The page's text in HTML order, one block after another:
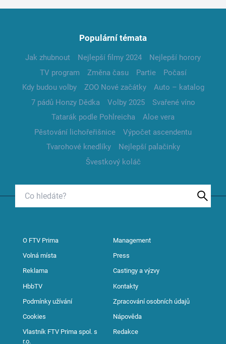
Populární témata
Jak zhubnout Nejlepší filmy 2024
Nejlepší horory
TV program
Změna času Partie
Počasí
Kdy budou volby
ZOO Nové začátky
Auto – katalog
7 pádů Honzy Dědka
Volby 2025
Svařené víno
Tatarák podle Pohlreicha
Aloe vera
Pěstování lichořeřišnice
Výpočet ascendentu
Tvarohové knedlíky
Nejlepší palačinky
Švestkový koláč
O FTV Prima Management
Volná místa Press
Reklama Castingy a výzvy
HbbTV Kontakty
Podmínky užívání Zpracování osobních údajů
Cookies Nápověda
Vlastník FTV Prima spol. s
r.o.
Redakce